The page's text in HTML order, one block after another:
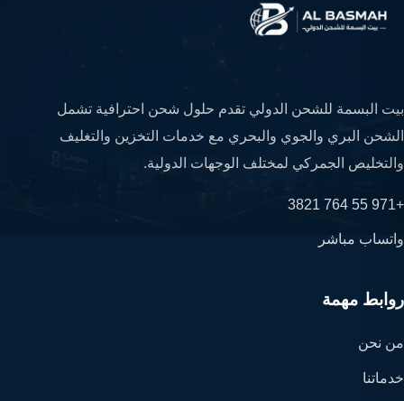
بيت البسمة للشحن الدولي تقدم حلول شحن احترافية تشمل
الشحن البري والجوي والبحري مع خدمات التخزين والتغليف
والتخليص الجمركي لمختلف الوجهات الدولية.
+971 55 764 3821
واتساب مباشر
روابط مهمة
من نحن
خدماتنا